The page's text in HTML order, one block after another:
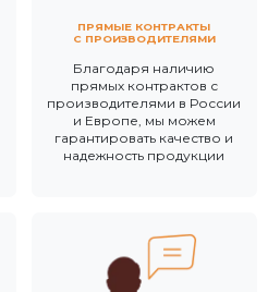
ПРЯМЫЕ КОНТРАКТЫ
С ПРОИЗВОДИТЕЛЯМИ
Благодаря наличию
прямых контрактов с
производителями в России
и Европе, мы можем
гарантировать качество и
надежность продукции